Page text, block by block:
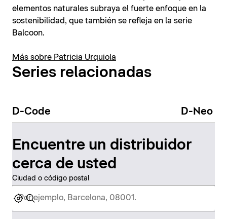
elementos naturales subraya el fuerte enfoque en la
sostenibilidad, que también se refleja en la serie
Balcoon.
Más sobre Patricia Urquiola
Series relacionadas
D-Code D-Neo
Encuentre un distribuidor
cerca de usted
Ciudad o código postal